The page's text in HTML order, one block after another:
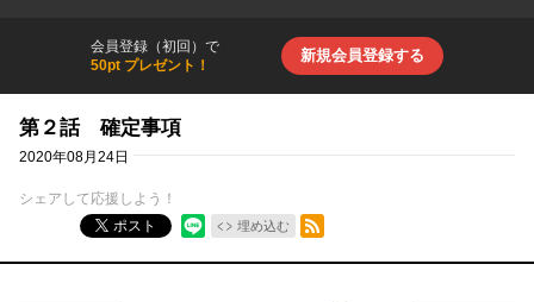
会員登録（初回）で
50pt プレゼント！
新規会員登録する
第２話 確定事項
2020年08月24日
シェアして応援しよう！
ポスト
埋め込む
RSSフィード